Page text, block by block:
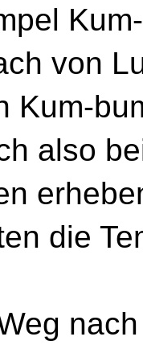
von
Kum-
also
die